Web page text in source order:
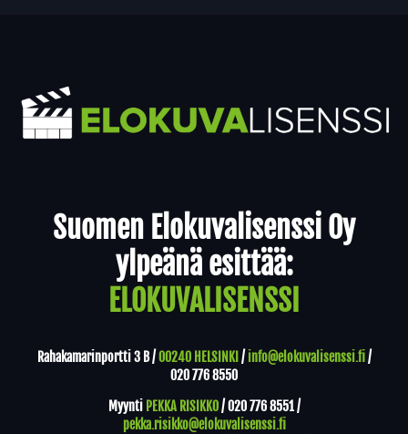
Suomen Elokuvalisenssi Oy
ylpeänä esittää:
ELOKUVALISENSSI
Rahakamarinportti 3 B /00240 HELSINKI / info@elokuvalisenssi.fi/
020 776 8550
Myynti PEKKA RISIKKO/020 776 8551/
pekka.risikko@elokuvalisenssi.fi